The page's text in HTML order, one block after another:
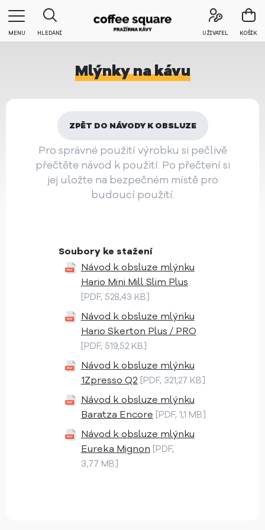
MENU HLEDÁNÍ UŽIVATEL KOŠÍK
Mlýnky na kávu
ZPĚT DO NÁVODY K OBSLUZE
Pro správné použití výrobku si pečlivě
přečtěte návod k použití. Po přečtení si
jej uložte na bezpečném místě pro
budoucí použití.
Soubory ke stažení
Návod k obsluze mlýnku
Hario Mini Mill Slim Plus
[PDF, 528,43 KB]
Návod k obsluze mlýnku
Hario Skerton Plus / PRO
[PDF, 519,52 KB]
Návod k obsluze mlýnku
1Zpresso Q2 [PDF, 321,27 KB]
Návod k obsluze mlýnku
Baratza Encore [PDF, 1,1 MB]
Návod k obsluze mlýnku
Eureka Mignon [PDF,
3,77 MB]